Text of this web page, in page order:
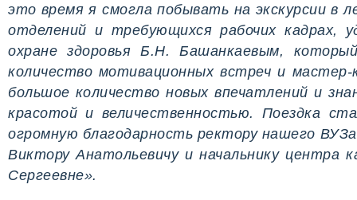
это время я смогла побывать на экскурсии в
отделений и требующихся рабочих кадрах,
охране здоровья Б.Н. Башанкаевым,
количество мотивационных встреч и
большое количество новых впечатлений и
красотой и величественностью. Поездка
огромную благодарность ректору нашего
Виктору Анатольевичу и начальнику центра
Сергеевне».